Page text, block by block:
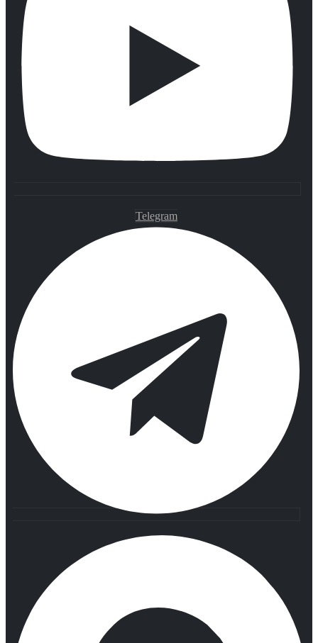
Telegram